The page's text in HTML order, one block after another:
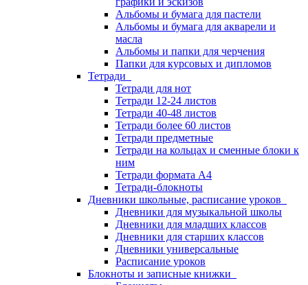
Альбомы и бумага для пастели
Альбомы и бумага для акварели и
масла
Альбомы и папки для черчения
Папки для курсовых и дипломов
Тетради
Тетради для нот
Тетради 12-24 листов
Тетради 40-48 листов
Тетради более 60 листов
Тетради предметные
Тетради на кольцах и сменные блоки к
ним
Тетради формата А4
Тетради-блокноты
Дневники школьные, расписание уроков
Дневники для музыкальной школы
Дневники для младших классов
Дневники для старших классов
Дневники универсальные
Расписание уроков
Блокноты и записные книжки